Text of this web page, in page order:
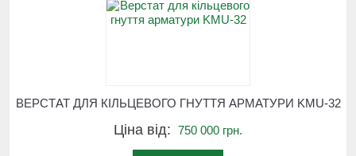
ВЕРСТАТ ДЛЯ КІЛЬЦЕВОГО ГНУТТЯ АРМАТУРИ KMU-32
Ціна від: 750 000 грн.